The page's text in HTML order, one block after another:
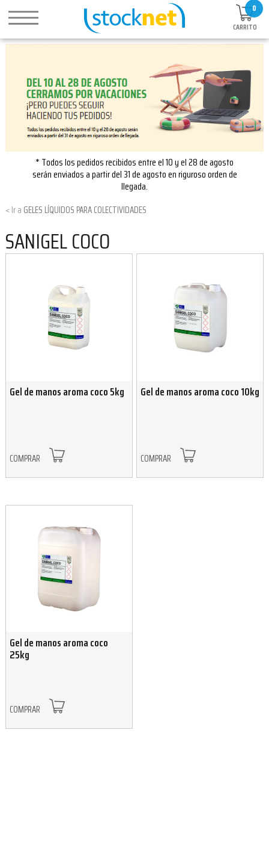
0
CARRITO
* Todos los pedidos recibidos entre el 10 y el 28 de agosto
serán enviados a partir del 31 de agosto en riguroso orden de
llegada.
GELES LÍQUIDOS PARA COLECTIVIDADES
SANIGEL COCO
Gel de manos aroma coco 5kg
COMPRAR
Gel de manos aroma coco 10kg
COMPRAR
Gel de manos aroma coco
25kg
COMPRAR